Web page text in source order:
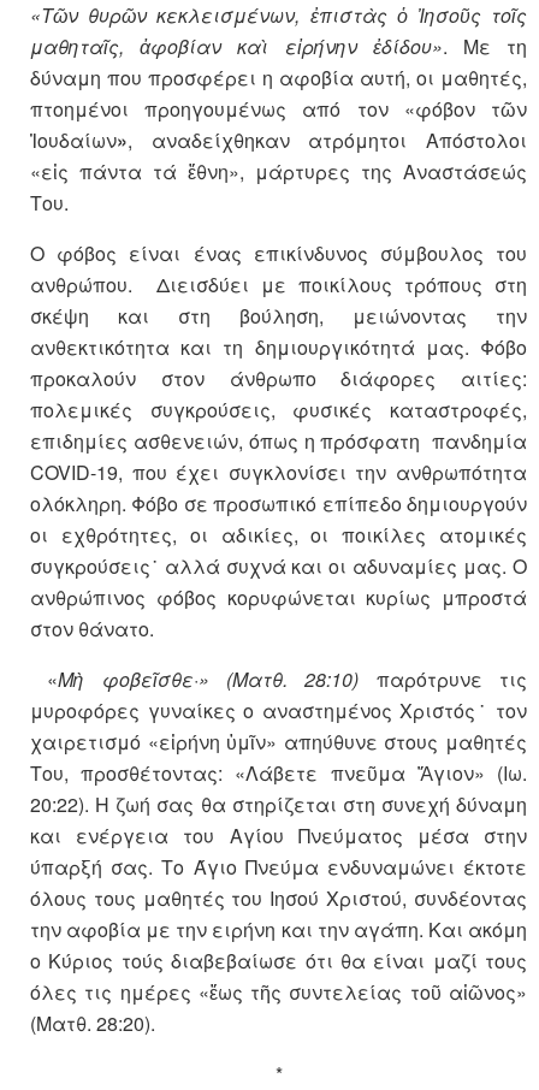
«Τῶν θυρῶν κεκλεισμένων, ἐπιστὰς ὁ Ἰησοῦς τοῖς
μαθηταῖς, ἀφοβίαν καὶ εἰρήνην ἐδίδου». Με τη
δύναμη που προσφέρει η αφοβία αυτή, οι μαθητές,
πτοημένοι προηγουμένως από τον «φόβον τῶν
Ἰουδαίων», αναδείχθηκαν ατρόμητοι Απόστολοι
«εἰς πάντα τά ἔθνη», μάρτυρες της Αναστάσεώς
Του.
Ο φόβος είναι ένας επικίνδυνος σύμβουλος του
ανθρώπου. Διεισδύει με ποικίλους τρόπους στη
σκέψη και στη βούληση, μειώνοντας την
ανθεκτικότητα και τη δημιουργικότητά μας. Φόβο
προκαλούν στον άνθρωπο διάφορες αιτίες:
πολεμικές συγκρούσεις, φυσικές καταστροφές,
επιδημίες ασθενειών, όπως η πρόσφατη πανδημία
COVID-19, που έχει συγκλονίσει την ανθρωπότητα
ολόκληρη. Φόβο σε προσωπικό επίπεδο δημιουργούν
οι εχθρότητες, οι αδικίες, οι ποικίλες ατομικές
συγκρούσεις˙ αλλά συχνά και οι αδυναμίες μας. Ο
ανθρώπινος φόβος κορυφώνεται κυρίως μπροστά
στον θάνατο.
«Μὴ φοβεῖσθε·» (Ματθ. 28:10) παρότρυνε τις
μυροφόρες γυναίκες ο αναστημένος Χριστός˙ τον
χαιρετισμό «εἰρήνη ὑμῖν» απηύθυνε στους μαθητές
Του, προσθέτοντας: «Λάβετε πνεῦμα Ἅγιον» (Ιω.
20:22). Η ζωή σας θα στηρίζεται στη συνεχή δύναμη
και ενέργεια του Αγίου Πνεύματος μέσα στην
ύπαρξή σας. Το Άγιο Πνεύμα ενδυναμώνει έκτοτε
όλους τους μαθητές του Ιησού Χριστού, συνδέοντας
την αφοβία με την ειρήνη και την αγάπη. Και ακόμη
ο Κύριος τούς διαβεβαίωσε ότι θα είναι μαζί τους
όλες τις ημέρες «ἕως τῆς συντελείας τοῦ αἰῶνος»
(Ματθ. 28:20).
*